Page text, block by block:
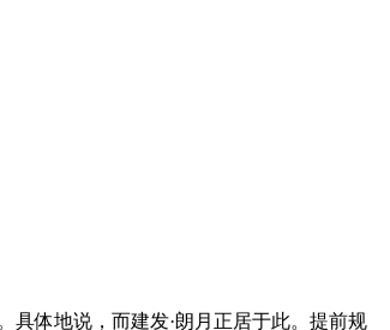
具体地说，而建发·朗月正居于此。提前规